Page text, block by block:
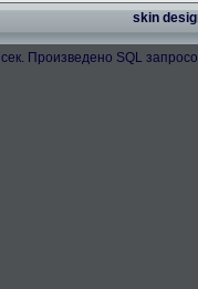
skin
сек. Произведено SQL